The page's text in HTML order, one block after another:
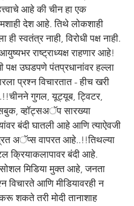
आहे की चीन हा एक
देश आहे. तिथे लोकशाही
ही स्वतंत्र नाही, विरोधी पक्ष नाही.
राष्ट्राध्यक्ष राहणार आहे!
पक्ष उघडपणे पंतप्रधानांवर हल्ला
प्रश्न विचारतात - हीच खरी
गुगल, यूट्यूब, ट्विटर,
व्हॉट्सअॅप सारख्या
बंदी घातली आहे आणि त्याऐवजी
अॅप्स वापरत आहे..!!तिथल्या
क्रियाकलापावर बंदी आहे.
सोशल मिडिया मुक्त आहे, जनता
विचारते आणि मीडियावरही न
शकते तरी मोदी तानाशाह